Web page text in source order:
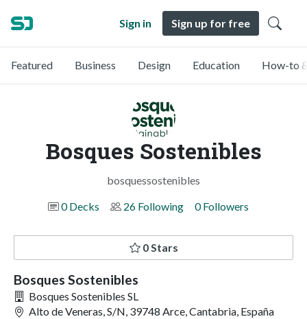
Sign in Sign up for free
Featured Business Design Education How-to
Bosques Sostenibles
bosquessostenibles
0 Decks
26 Following 0 Followers
0 Stars
Bosques Sostenibles
Bosques Sostenibles SL
Alto de Veneras, S/N, 39748 Arce, Cantabria, España